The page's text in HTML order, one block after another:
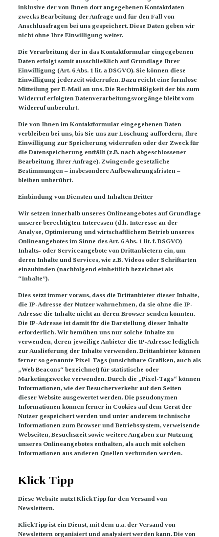
inklusive der von Ihnen dort angegebenen Kontaktdaten
zwecks Bearbeitung der Anfrage und für den Fall von
Anschlussfragen bei uns gespeichert. Diese Daten geben wir
nicht ohne Ihre Einwilligung weiter.
Die Verarbeitung der in das Kontaktformular eingegebenen
Daten erfolgt somit ausschließlich auf Grundlage Ihrer
Einwilligung (Art. 6 Abs. 1 lit. a DSGVO). Sie können diese
Einwilligung jederzeit widerrufen. Dazu reicht eine formlose
Mitteilung per E-Mail an uns. Die Rechtmäßigkeit der bis zum
Widerruf erfolgten Datenverarbeitungsvorgänge bleibt vom
Widerruf unberührt.
Die von Ihnen im Kontaktformular eingegebenen Daten
verbleiben bei uns, bis Sie uns zur Löschung auffordern, Ihre
Einwilligung zur Speicherung widerrufen oder der Zweck für
die Datenspeicherung entfällt (z.B. nach abgeschlossener
Bearbeitung Ihrer Anfrage). Zwingende gesetzliche
Bestimmungen – insbesondere Aufbewahrungsfristen –
bleiben unberührt.
Einbindung von Diensten und Inhalten Dritter
Wir setzen innerhalb unseres Onlineangebotes auf Grundlage
unserer berechtigten Interessen (d.h. Interesse an der
Analyse, Optimierung und wirtschaftlichem Betrieb unseres
Onlineangebotes im Sinne des Art. 6 Abs. 1 lit. f. DSGVO)
Inhalts- oder Serviceangebote von Drittanbietern ein, um
deren Inhalte und Services, wie z.B. Videos oder Schriftarten
einzubinden (nachfolgend einheitlich bezeichnet als
“Inhalte”).
Dies setzt immer voraus, dass die Drittanbieter dieser Inhalte,
die IP-Adresse der Nutzer wahrnehmen, da sie ohne die IP-
Adresse die Inhalte nicht an deren Browser senden könnten.
Die IP-Adresse ist damit für die Darstellung dieser Inhalte
erforderlich. Wir bemühen uns nur solche Inhalte zu
verwenden, deren jeweilige Anbieter die IP-Adresse lediglich
zur Auslieferung der Inhalte verwenden. Drittanbieter können
ferner so genannte Pixel-Tags (unsichtbare Grafiken, auch als
„Web Beacons“ bezeichnet) für statistische oder
Marketingzwecke verwenden. Durch die „Pixel-Tags“ können
Informationen, wie der Besucherverkehr auf den Seiten
dieser Website ausgewertet werden. Die pseudonymen
Informationen können ferner in Cookies auf dem Gerät der
Nutzer gespeichert werden und unter anderem technische
Informationen zum Browser und Betriebssystem, verweisende
Webseiten, Besuchszeit sowie weitere Angaben zur Nutzung
unseres Onlineangebotes enthalten, als auch mit solchen
Informationen aus anderen Quellen verbunden werden.
Klick Tipp
Diese Website nutzt KlickTipp für den Versand von
Newslettern.
KlickTipp ist ein Dienst, mit dem u.a. der Versand von
Newslettern organisiert und analysiert werden kann. Die von